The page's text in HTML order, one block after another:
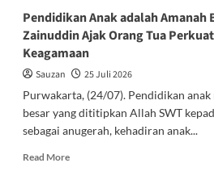
Pendidikan Anak adalah Amanah
Zainuddin Ajak Orang Tua
Keagamaan
Sauzan
25 Juli 2026
Purwakarta, (24/07). Pendidikan anak
besar yang dititipkan Allah SWT
sebagai anugerah, kehadiran anak...
Read MoreRead